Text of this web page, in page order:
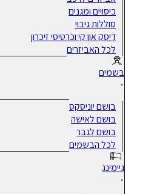
כיסויים ומגנים
סוללות גיבוי
דיסק און קי וכרטיסי זיכרון
לכל האביזרים
בשמים
בושם יוניסקס
בושם לאישה
בושם לגבר
לכל הבשמים
גיימינג